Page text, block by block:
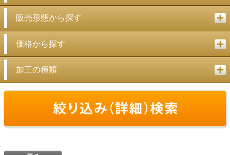
販売形態から探す
価格から探す
加工の種類